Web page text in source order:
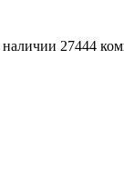
27444